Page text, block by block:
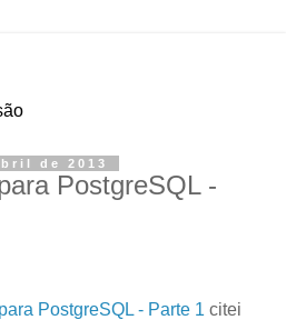
de 2013
PostgreSQL -
PostgreSQL - Parte 1 citei